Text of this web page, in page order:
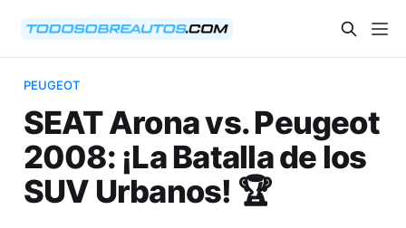
PEUGEOT
SEAT Arona vs. Peugeot
2008: ¡La Batalla de los
SUV Urbanos! 🏆